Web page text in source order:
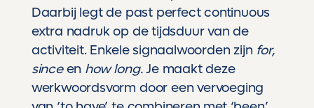
Daarbij legt de past perfect continuous
extra nadruk op de tijdsduur van de
activiteit. Enkele signaalwoorden zijn for,
sinceen how long.Je maakt deze
werkwoordsvorm door een vervoeging